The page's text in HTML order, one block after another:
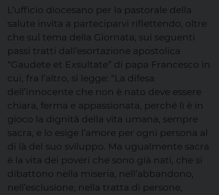
L’ufficio diocesano per la pastorale della
salute invita a parteciparvi riflettendo, oltre
che sul tema della Giornata, sui seguenti
passi tratti dall’esortazione apostolica
“Gaudete et Exsultate” di papa Francesco in
cui, fra l’altro, si legge: “La difesa
dell’innocente che non è nato deve essere
chiara, ferma e appassionata, perché lì è in
gioco la dignità della vita umana, sempre
sacra, e lo esige l’amore per ogni persona al
di là del suo sviluppo. Ma ugualmente sacra
è la vita dei poveri che sono già nati, che si
dibattono nella miseria, nell’abbandono,
nell’esclusione, nella tratta di persone,